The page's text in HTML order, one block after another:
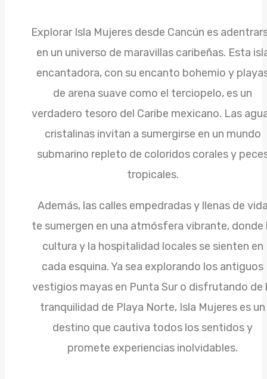
Explorar Isla Mujeres desde Cancún es
en un universo de maravillas caribeñas. Esta
encantadora, con su encanto bohemio y
de arena suave como el terciopelo, es un
verdadero tesoro del Caribe mexicano. Las
cristalinas invitan a sumergirse en un mundo
submarino repleto de coloridos corales y
tropicales.
Además, las calles empedradas y llenas de
te sumergen en una atmósfera vibrante, donde
cultura y la hospitalidad locales se sienten en
cada esquina. Ya sea explorando los antiguos
vestigios mayas en Punta Sur o disfrutando de
tranquilidad de Playa Norte, Isla Mujeres es un
destino que cautiva todos los sentidos y
promete experiencias inolvidables.